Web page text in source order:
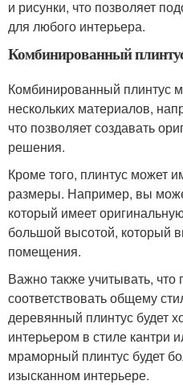
и рисунки, что позволяет
для любого интерьера.
Комбинированный
Комбинированный плинтус
нескольких материалов,
что позволяет создавать
решения.
Кроме того, плинтус может
размеры. Например, вы
который имеет
большой высотой, который
помещения.
Важно также учитывать, что
соответствовать общему
деревянный плинтус будет
интерьером в стиле кантри
мраморный плинтус будет
изысканном интерьере.